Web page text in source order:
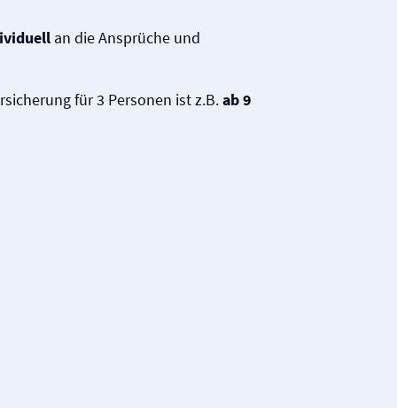
an die Ansprüche und
für 3 Personen ist z.B.ab 9